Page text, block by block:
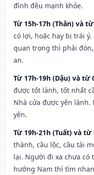
đình đều mạnh khỏe.
Từ 15h-17h (Thân) và
có lợi, hoặc hay bị trái
quan trọng thì phải
an.
Từ 17h-19h (Dậu) và từ
được tốt lành, tốt nhất
Nhà cửa được yên
yên.
Từ 19h-21h (Tuất) và từ
thành, cầu lộc, cầu tài
lại. Người đi xa chưa có
hướng Nam thì tìm